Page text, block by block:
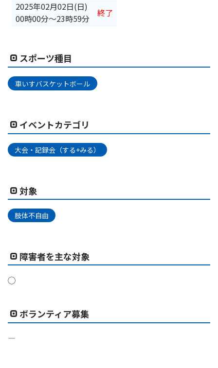
2025年02月02日(日)
00時00分〜23時59分
終了
スポーツ種目
車いすバスケットボール
イベントカテゴリ
大会・記録会（する+みる）
対象
肢体不自由
障害者を主な対象
◯
ボランティア募集
―